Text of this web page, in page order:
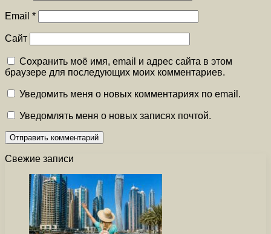
Email *
Сайт
Сохранить моё имя, email и адрес сайта в этом
браузере для последующих моих комментариев.
Уведомить меня о новых комментариях по email.
Уведомлять меня о новых записях почтой.
Свежие записи